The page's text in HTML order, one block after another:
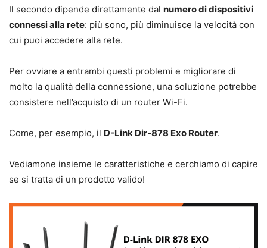
Il secondo dipende direttamente dal numero di dispositivi
connessi alla rete: più sono, più diminuisce la velocità con
cui puoi accedere alla rete.
Per ovviare a entrambi questi problemi e migliorare di
molto la qualità della connessione, una soluzione potrebbe
consistere nell’acquisto di un router Wi-Fi.
Come, per esempio, il D-Link Dir-878 Exo Router.
Vediamone insieme le caratteristiche e cerchiamo di capire
se si tratta di un prodotto valido!